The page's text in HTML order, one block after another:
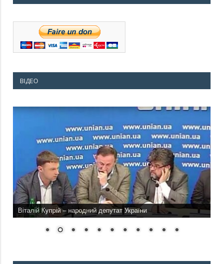
ВІДЕО
Віталій Купрій – народний депутат України